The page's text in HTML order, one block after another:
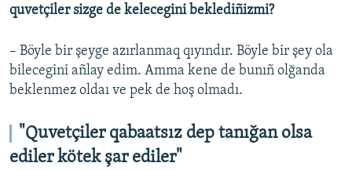
quvetçiler sizge de kelecegini beklediñizmi?
– Böyle bir şeyge azırlanmaq qıyındır. Böyle bir şey ola
bilecegini añlay edim. Amma kene de bunıñ olğanda
beklenmez oldaı ve pek de hoş olmadı.
"Quvetçiler qabaatsız dep tanığan olsa
ediler kötek şar ediler"